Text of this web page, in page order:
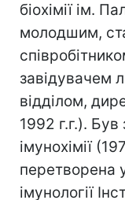
біохімії ім.
молодшим,
завідувачем
відділом,
1992 г.г.). Був
імунохімії
перетворена
імунології